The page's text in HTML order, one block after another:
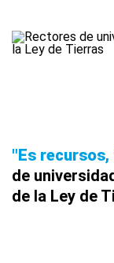
"Es
de
de la Ley de